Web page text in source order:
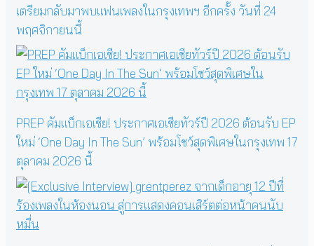
เตรียมกลับมาพบแฟนเพลงในกรุงเทพฯ อีกครั้ง วันที่ 24
พฤศจิกายนนี้
PREP คัมแบ็กเอเชีย! ประกาศเอเชียทัวร์ปี 2026 ต้อนรับ EP
ใหม่ ‘One Day In The Sun’ พร้อมโชว์สุดพิเศษในกรุงเทพ 17
ตุลาคม 2026 นี้